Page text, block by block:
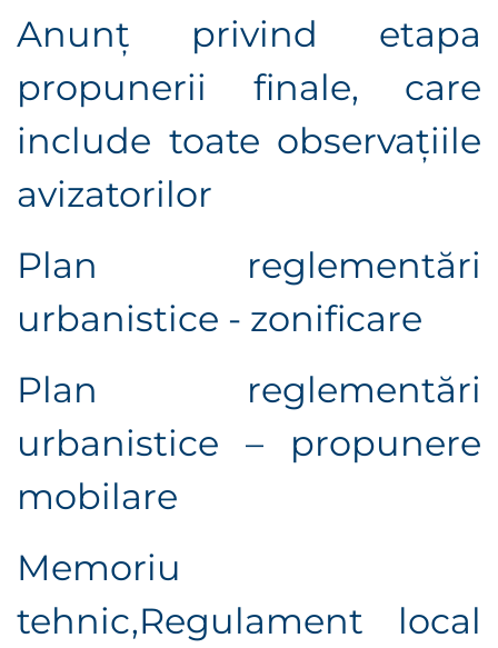
Anunț privind etapa
propunerii finale, care
include toate observaţiile
avizatorilor
Plan reglementări
urbanistice - zonificare
Plan reglementări
urbanistice – propunere
mobilare
Memoriu
tehnic,Regulament local